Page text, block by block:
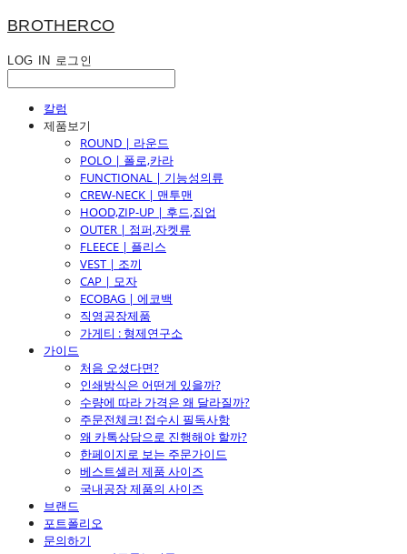
BROTHERCO
LOG IN 로그인
칼럼
제품보기
ROUND | 라운드
POLO | 폴로,카라
FUNCTIONAL | 기능성의류
CREW-NECK | 맨투맨
HOOD,ZIP-UP | 후드,집업
OUTER | 점퍼,자켓류
FLEECE | 플리스
VEST | 조끼
CAP | 모자
ECOBAG | 에코백
직영공장제품
가게티 : 형제연구소
가이드
처음 오셨다면?
인쇄방식은 어떤게 있을까?
수량에 따라 가격은 왜 달라질까?
주문전체크! 접수시 필독사항
왜 카톡상담으로 진행해야 할까?
한페이지로 보는 주문가이드
베스트셀러 제품 사이즈
국내공장 제품의 사이즈
브랜드
포트폴리오
문의하기